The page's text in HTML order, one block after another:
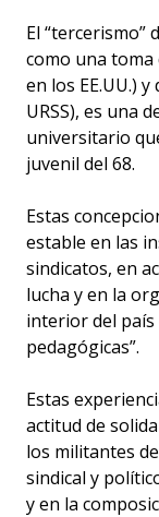
El “tercerismo”
como una toma
en los EE.UU.)
URSS), es una
universitario
juvenil del 68.
Estas
estable en las
sindicatos, en
lucha y en la
interior del país
pedagógicas”.
Estas
actitud de
los militantes
sindical y
y en la